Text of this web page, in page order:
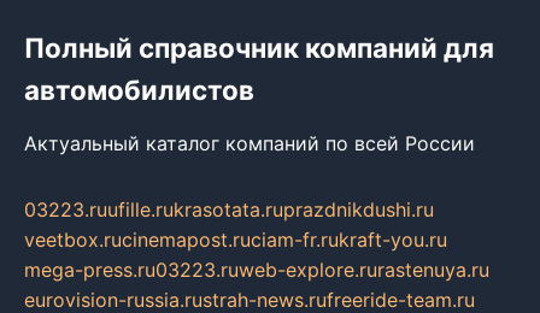
Полный справочник компаний для
автомобилистов
Актуальный каталог компаний по всей России
03223.ruufille.rukrasotata.ruprazdnikdushi.ru
veetbox.rucinemapost.ruciam-fr.rukraft-you.ru
mega-press.ru03223.ruweb-explore.rurastenuya.ru
eurovision-russia.rustrah-news.rufreeride-team.ru